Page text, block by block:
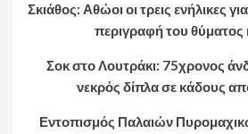
Σκιάθος: Αθώοι οι τρεις ενήλικες
περιγραφή του θύματος
Σοκ στο Λουτράκι: 75χρονος
νεκρός δίπλα σε κάδους
Εντοπισμός Παλαιών